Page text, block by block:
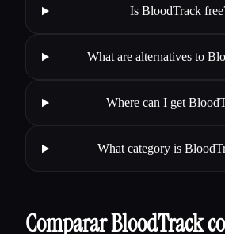
Is BloodTrack
What are alternatives to
Where can I get
What category is
Comparar BloodTrack